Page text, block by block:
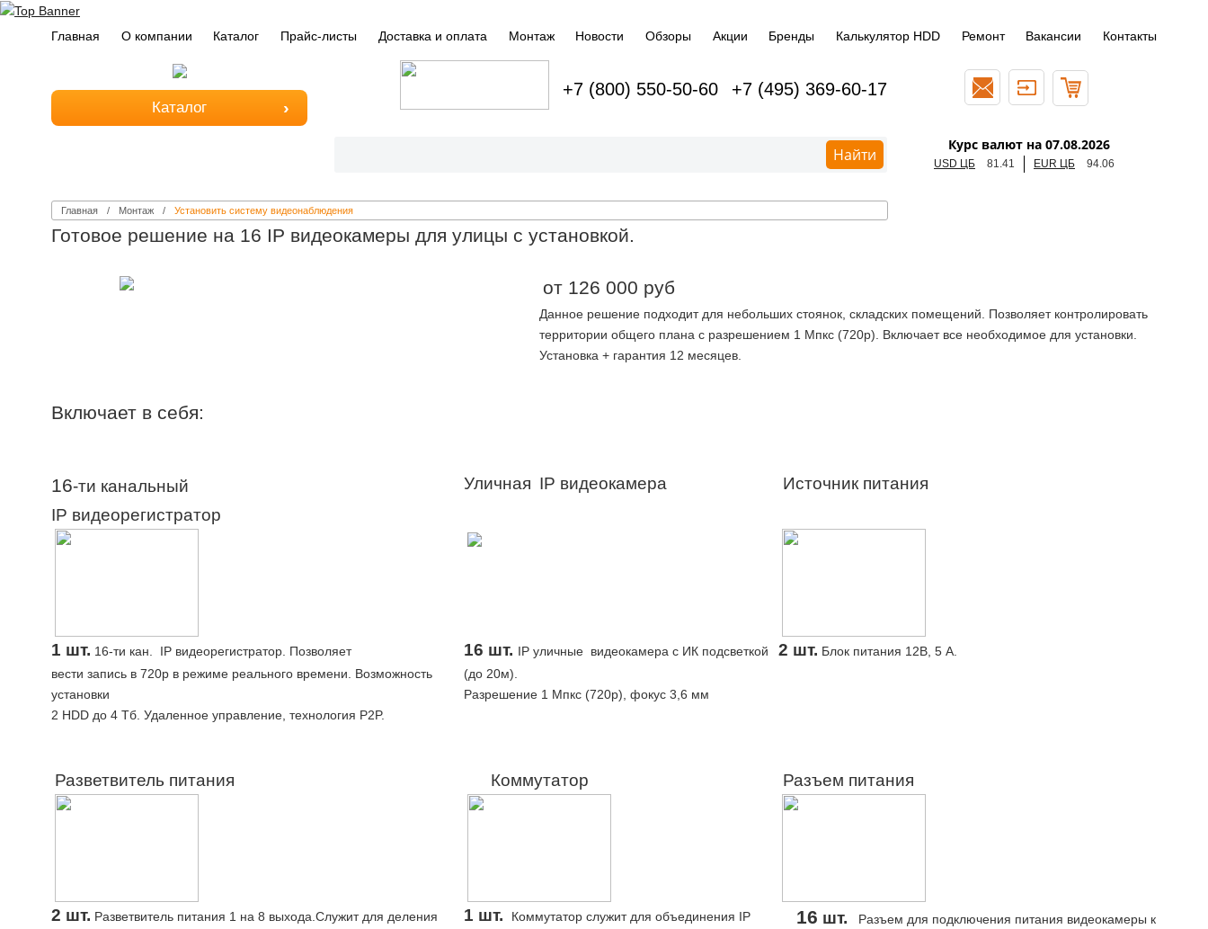
Главная О компании Каталог Прайс-листы Доставка и оплата Монтаж Новости Обзоры Акции Бренды Калькулятор HDD Ремонт Вакансии Контакты
Каталог
+7 (800) 550-50-60 +7 (495) 369-60-17
Найти
Курс валют на 07.08.2026
USD ЦБ 81.41 EUR ЦБ 94.06
Главная Монтаж Установить систему видеонаблюдения
Готовое решение на 16 IP видеокамеры для улицы с установкой.
от 126 000 руб
Данное решение подходит для небольших стоянок, складских помещений. Позволяет контролировать
территории общего плана с разрешением 1 Мпкс (720p). Включает все необходимое для установки.
Установка + гарантия 12 месяцев.
Включает в себя:
16-ти канальный
IP видеорегистратор
Уличная IP видеокамера Источник питания
1 шт. 16-ти кан. IP видеорегистратор. Позволяет
вести запись в 720p в режиме реального времени. Возможность
установки
2 HDD до 4 Тб. Удаленное управление, технология P2P.
16 шт. IP уличные видеокамера с ИК подсветкой
(до 20м).
Разрешение 1 Мпкс (720p), фокус 3,6 мм
2 шт. Блок питания 12В, 5 А.
Разветвитель питания Коммутатор Разъем питания
2 шт. Разветвитель питания 1 на 8 выхода.Служит для деления
1 шт.
Коммутатор служит для объединения IP
16 шт. Разъем для подключения питания видеокамеры к